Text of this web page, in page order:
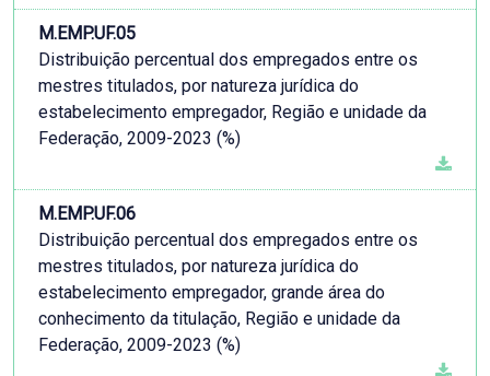
M.EMP.UF.05
Distribuição percentual dos empregados entre os
mestres titulados, por natureza jurídica do
estabelecimento empregador, Região e unidade da
Federação, 2009-2023 (%)
M.EMP.UF.06
Distribuição percentual dos empregados entre os
mestres titulados, por natureza jurídica do
estabelecimento empregador, grande área do
conhecimento da titulação, Região e unidade da
Federação, 2009-2023 (%)